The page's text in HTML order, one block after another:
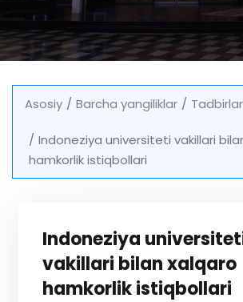
Asosiy Barcha yangiliklar Tadbirlar
Indoneziya universiteti vakillari
hamkorlik istiqbollari
Indoneziya
vakillari bilan xalqaro
hamkorlik istiqbollari